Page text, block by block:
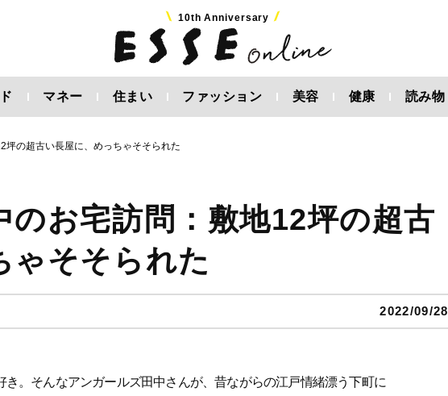
10th Anniversary
マネー 住まい ファッション 美容 健康 読み物
坪の超古い長屋に、めっちゃそそられた
のお宅訪問：敷地12坪の超古
ゃそそられた
2022/09/28
。そんなアンガールズ田中さんが、昔ながらの江戸情緒漂う下町に